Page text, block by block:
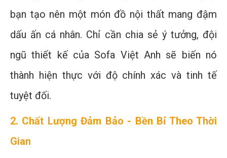
bạn tạo nên một món đồ nội thất mang đậm
dấu ấn cá nhân. Chỉ cần chia sẻ ý tưởng, đội
ngũ thiết kế của Sofa Việt Anh sẽ biến nó
thành hiện thực với độ chính xác và tinh tế
tuyệt đối.
2. Chất Lượng Đảm Bảo - Bền Bỉ Theo Thời
Gian